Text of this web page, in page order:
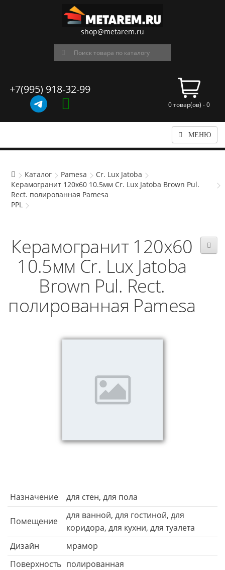
shop@metarem.ru
+7(995) 918-32-99
0 товар(ов) - 0
МЕНЮ
Каталог Pamesa
Cr. Lux Jatoba
Керамогранит 120x60 10.5мм Cr. Lux Jatoba Brown Pul.
Rect. полированная Pamesa
PPL
Керамогранит 120x60
10.5мм Cr. Lux Jatoba
Brown Pul. Rect.
полированная Pamesa
Назначение для стен, для пола
Помещение
для ванной, для гостиной, для
коридора, для кухни, для туалета
Дизайн
мрамор
Поверхность полированная